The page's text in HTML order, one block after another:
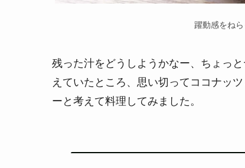
躍動感をねら
残った汁をどうしようかなー、ちょっ
えていたところ、思い切ってココナッ
ーと考えて料理してみました。